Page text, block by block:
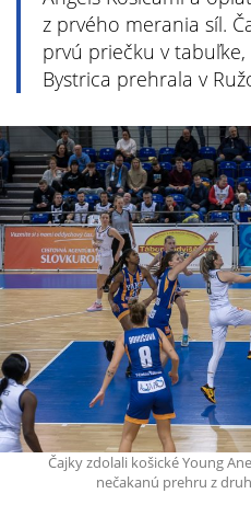
z prvého merania síl.
prvú priečku v tabuľke,
Bystrica prehrala v
Čajky zdolali košické Young
nečakanú prehru z